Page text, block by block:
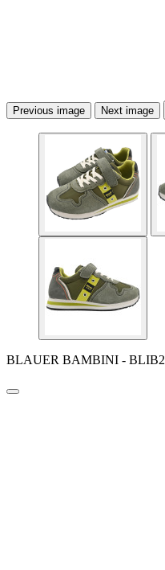
Previous image Next image
BLAUER BAMBINI -